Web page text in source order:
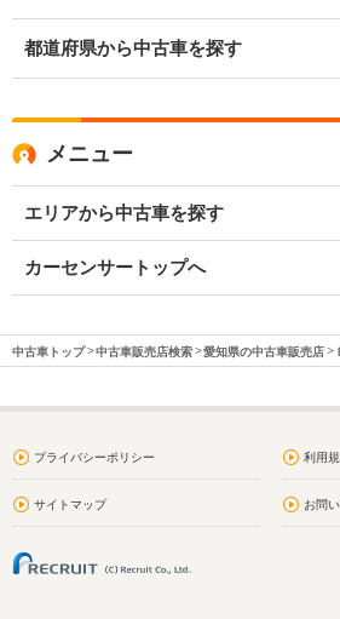
都道府県から中古車を探す
メニュー
エリアから中古車を探す
カーセンサートップへ
中古車トップ 中古車販売店検索 愛知県の中古車販売店
プライバシーポリシー 利用
サイトマップ お問